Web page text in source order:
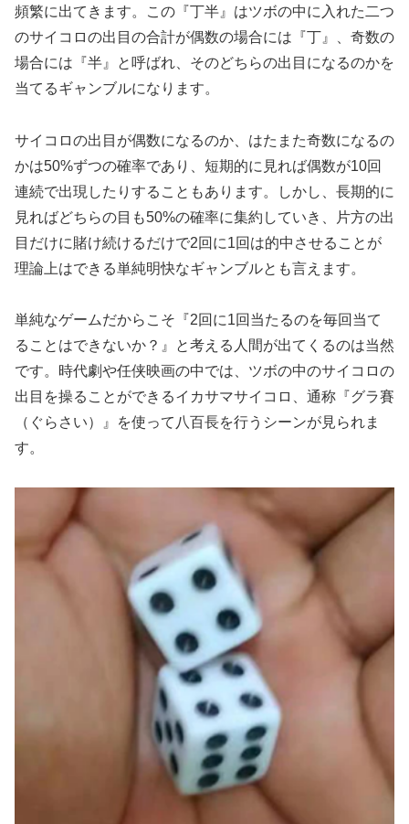
頻繁に出てきます。この『丁半』はツボの中に入れた二つ
のサイコロの出目の合計が偶数の場合には『丁』、奇数の
場合には『半』と呼ばれ、そのどちらの出目になるのかを
当てるギャンブルになります。
サイコロの出目が偶数になるのか、はたまた奇数になるの
かは50%ずつの確率であり、短期的に見れば偶数が10回
連続で出現したりすることもあります。しかし、長期的に
見ればどちらの目も50%の確率に集約していき、片方の出
目だけに賭け続けるだけで2回に1回は的中させることが
理論上はできる単純明快なギャンブルとも言えます。
単純なゲームだからこそ『2回に1回当たるのを毎回当て
ることはできないか？』と考える人間が出てくるのは当然
です。時代劇や任侠映画の中では、ツボの中のサイコロの
出目を操ることができるイカサマサイコロ、通称『グラ賽
（ぐらさい）』を使って八百長を行うシーンが見られま
す。